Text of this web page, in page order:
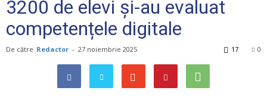
3200 de elevi și-au evaluat
competențele digitale
De către Redactor - 27 noiembrie 2025 0
17